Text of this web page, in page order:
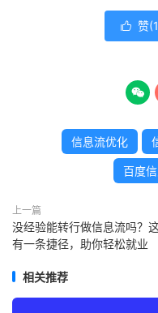
 赞(1

信息流优化
百度
上一篇
没经验能转行做信息流吗？
有一条捷径，助你轻松就业
相关推荐